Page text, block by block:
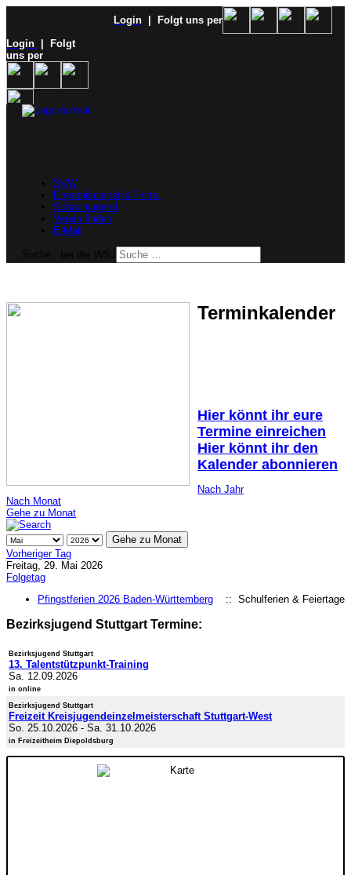
Login
| Folgt uns per
Login
| Folgt
uns per
SVW
Ergebnisdienst & Portal
Schachjugend
Verein finden
E-Mail
Terminkalender
Hier könnt ihr eure
Termine einreichen
Hier könnt ihr den
Kalender abonnieren
Nach Jahr
Nach Monat
Gehe zu Monat
Gehe zu Monat
Vorheriger Tag
Freitag, 29. Mai 2026
Folgetag
Pfingstferien 2026 Baden-Württemberg
:: Schulferien & Feiertage
Bezirksjugend Stuttgart Termine:
Bezirksjugend Stuttgart
13. Talentstützpunkt-Training
Sa. 12.09.2026
in online
Bezirksjugend Stuttgart
Freizeit Kreisjugendeinzelmeisterschaft Stuttgart-West
So. 25.10.2026 - Sa. 31.10.2026
in Freizeitheim Diepoldsburg